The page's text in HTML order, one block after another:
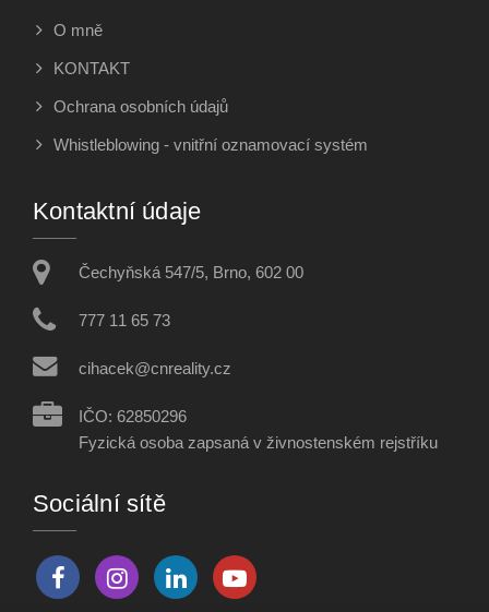
O mně
KONTAKT
Ochrana osobních údajů
Whistleblowing - vnitřní oznamovací systém
Kontaktní údaje
Čechyňská 547/5, Brno, 602 00
777 11 65 73
cihacek@cnreality.cz
IČO: 62850296
Fyzická osoba zapsaná v živnostenském rejstříku
Sociální sítě